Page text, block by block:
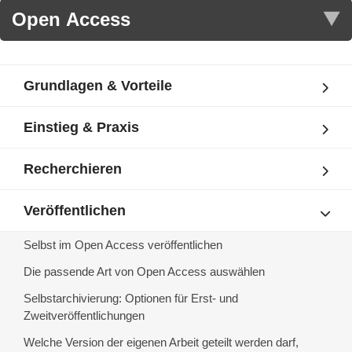
Grundlagen & Vorteile
Einstieg & Praxis
Recherchieren
Veröffentlichen
Selbst im Open Access veröffentlichen
Die passende Art von Open Access auswählen
Selbstarchivierung: Optionen für Erst- und
Zweitveröffentlichungen
Welche Version der eigenen Arbeit geteilt werden darf,